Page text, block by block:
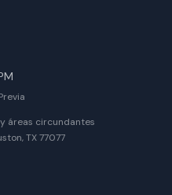
áreas circundantes
TX 77077